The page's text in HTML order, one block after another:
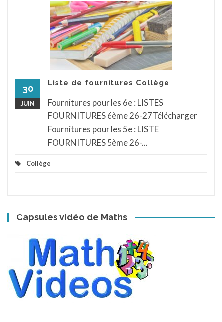
30
JUIN
Liste de fournitures Collège
Fournitures pour les 6e : LISTES
FOURNITURES 6ème 26-27Télécharger
Fournitures pour les 5e : LISTE
FOURNITURES 5ème 26-...
Collège
Capsules vidéo de Maths